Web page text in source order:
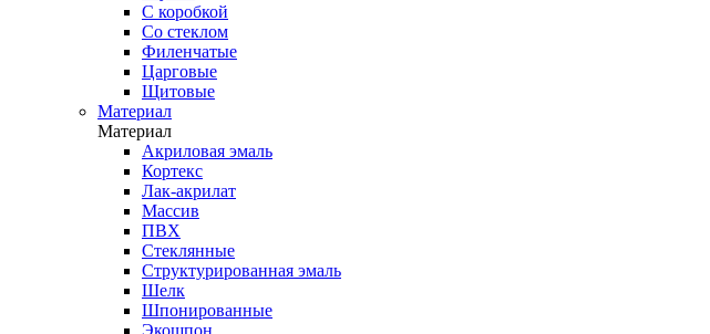
С коробкой
Со стеклом
Филенчатые
Царговые
Щитовые
Материал
Материал
Акриловая эмаль
Кортекс
Лак-акрилат
Массив
ПВХ
Стеклянные
Структурированная эмаль
Шелк
Шпонированные
Экошпон